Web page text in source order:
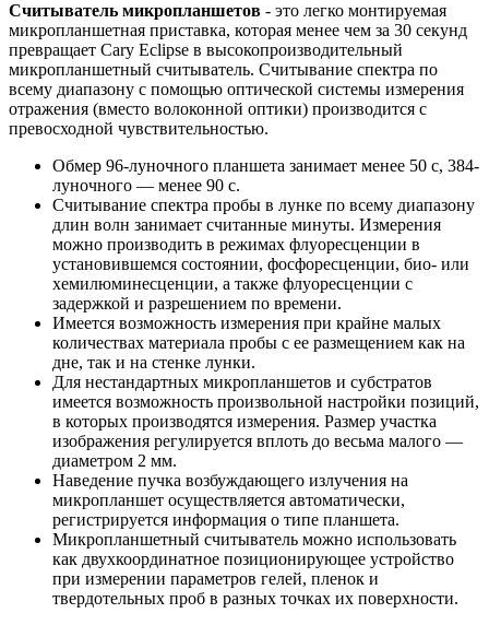
Считыватель микропланшетов - это легко монтируемая
микропланшетная приставка, которая менее чем за 30 секунд
превращает Cary Eclipse в высокопроизводительный
микропланшетный считыватель. Считывание спектра по
всему диапазону с помощью оптической системы измерения
отражения (вместо волоконной оптики) производится с
превосходной чувствительностью.
Обмер 96-луночного планшета занимает менее 50 с, 384-
луночного — менее 90 с.
Считывание спектра пробы в лунке по всему диапазону
длин волн занимает считанные минуты. Измерения
можно производить в режимах флуоресценции в
установившемся состоянии, фосфоресценции, био- или
хемилюминесценции, а также флуоресценции с
задержкой и разрешением по времени.
Имеется возможность измерения при крайне малых
количествах материала пробы с ее размещением как на
дне, так и на стенке лунки.
Для нестандартных микропланшетов и субстратов
имеется возможность произвольной настройки позиций,
в которых производятся измерения. Размер участка
изображения регулируется вплоть до весьма малого —
диаметром 2 мм.
Наведение пучка возбуждающего излучения на
микропланшет осуществляется автоматически,
регистрируется информация о типе планшета.
Микропланшетный считыватель можно использовать
как двухкоординатное позиционирующее устройство
при измерении параметров гелей, пленок и
твердотельных проб в разных точках их поверхности.